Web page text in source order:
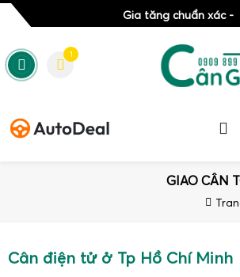
Gia tăng chuẩn xác
1
GIAO CÂN
Cân điện tử ở Tp Hồ Chí Minh